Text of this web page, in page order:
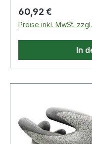
Regulärer Preis:
60,92 €
Preise inkl. MwSt.
In